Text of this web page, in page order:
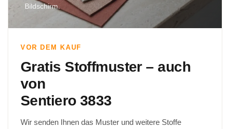
Bildschirm.
VOR DEM KAUF
Gratis Stoffmuster – auch
von
Sentiero 3833
Wir senden Ihnen das Muster und weitere Stoffe